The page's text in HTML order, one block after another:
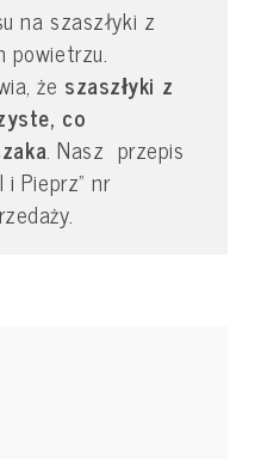
na szaszłyki z
powietrzu.
że szaszłyki z
co
. Nasz przepis
i Pieprz" nr